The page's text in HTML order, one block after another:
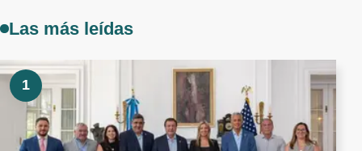
Las más leídas
1